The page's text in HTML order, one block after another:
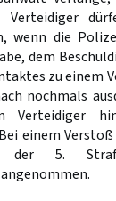
Verteidiger
wenn die
dem
zu einem
nochmals
einem
der 5.